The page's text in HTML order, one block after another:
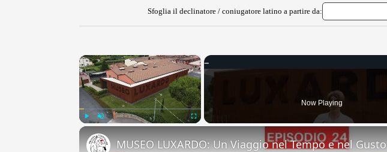
Sfoglia il declinatore / coniugatore latino a partire da:
×
Now Playing
MUSEO LUXARDO: Un Viaggio nel Tempo e nel Gusto